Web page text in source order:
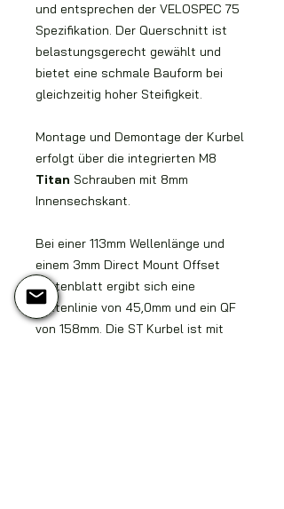
und entsprechen der VELOSPEC 75
Spezifikation. Der Querschnitt ist
belastungsgerecht gewählt und
bietet eine schmale Bauform bei
gleichzeitig hoher Steifigkeit.
Montage und Demontage der Kurbel
erfolgt über die integrierten M8
Titan Schrauben mit 8mm
Innensechskant.
Bei einer 113mm Wellenlänge und
einem 3mm Direct Mount Offset
Kettenblatt ergibt sich eine
Kettenlinie von 45,0mm und ein QF
von 158mm. Die ST Kurbel ist mit